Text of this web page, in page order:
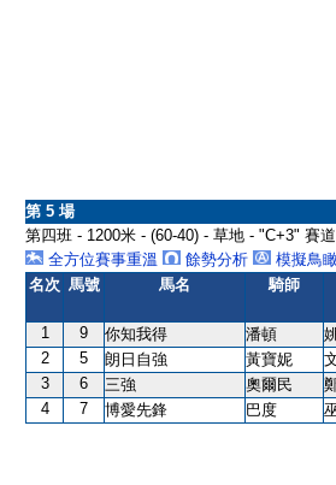
第 5 場
第四班 - 1200米 - (60-40) - 草地 - "C+3" 賽
全方位賽事重溫
餘勢分析
模擬鳥
名次 馬號 馬名 騎師
1 9 你知我得 潘頓
2
5 朗日自強 黃寶妮
3
6 三強 奧爾民
4
7 博愛先鋒 巴度